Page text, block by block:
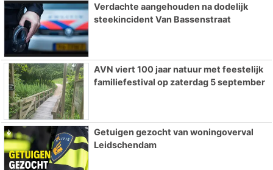
Verdachte aangehouden na dodelijk
steekincident Van Bassenstraat
AVN viert 100 jaar natuur met feestelijk
familiefestival op zaterdag 5 september
Getuigen gezocht van woningoverval
Leidschendam